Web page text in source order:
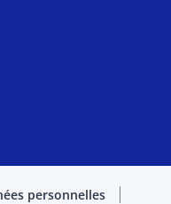
personnelles